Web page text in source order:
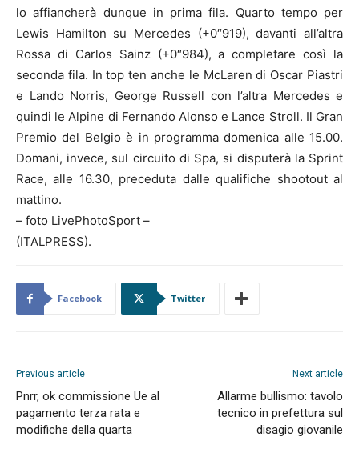
lo affiancherà dunque in prima fila. Quarto tempo per
Lewis Hamilton su Mercedes (+0″919), davanti all’altra
Rossa di Carlos Sainz (+0″984), a completare così la
seconda fila. In top ten anche le McLaren di Oscar Piastri
e Lando Norris, George Russell con l’altra Mercedes e
quindi le Alpine di Fernando Alonso e Lance Stroll. Il Gran
Premio del Belgio è in programma domenica alle 15.00.
Domani, invece, sul circuito di Spa, si disputerà la Sprint
Race, alle 16.30, preceduta dalle qualifiche shootout al
mattino.
– foto LivePhotoSport –
(ITALPRESS).
Facebook Twitter
Previous article
Pnrr, ok commissione Ue al
pagamento terza rata e
modifiche della quarta
Next article
Allarme bullismo: tavolo
tecnico in prefettura sul
disagio giovanile